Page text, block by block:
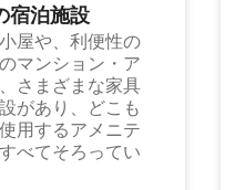
宿⁠泊⁠施⁠設
屋や、利便性の
マンション・ア
さまざまな家具
があり、どこも
用するアメニテ
べてそろってい